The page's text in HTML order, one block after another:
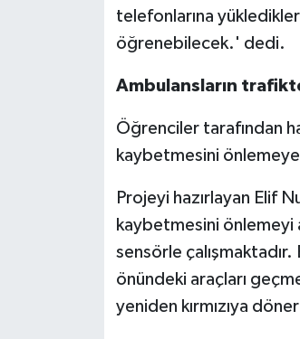
telefonlarına
öğrenebilecek.' dedi.
Ambulansların
Öğrenciler tarafından
kaybetmesini
Projeyi hazırlayan Elif
kaybetmesini önlemeyi
sensörle çalışmaktadır.
önündeki araçları
yeniden kırmızıya